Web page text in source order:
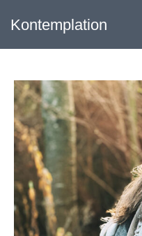
Kontemplation